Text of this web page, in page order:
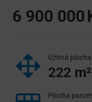
6 900 000
Užitná plocha
222 m²
Plocha